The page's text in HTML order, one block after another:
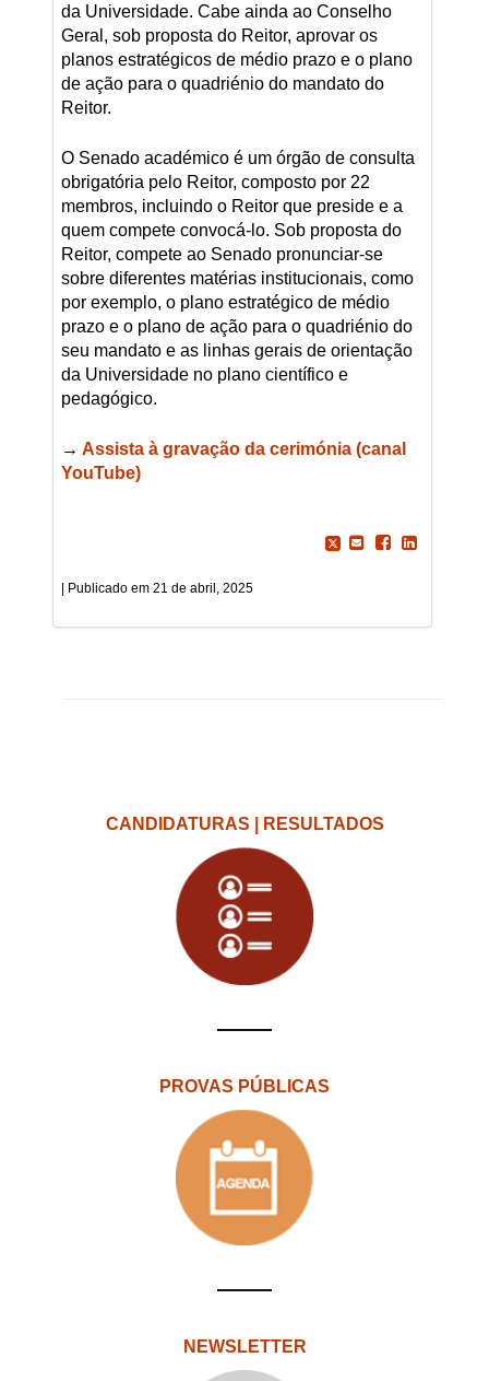
da Universidade. Cabe ainda ao Conselho
Geral, sob proposta do Reitor, aprovar os
planos estratégicos de médio prazo e o plano
de ação para o quadriénio do mandato do
Reitor.
O Senado académico é um órgão de consulta
obrigatória pelo Reitor, composto por 22
membros, incluindo o Reitor que preside e a
quem compete convocá-lo. Sob proposta do
Reitor, compete ao Senado pronunciar-se
sobre diferentes matérias institucionais, como
por exemplo, o plano estratégico de médio
prazo e o plano de ação para o quadriénio do
seu mandato e as linhas gerais de orientação
da Universidade no plano científico e
pedagógico.
→ Assista à gravação da cerimónia (canal
YouTube)
21 de abril, 2025
CANDIDATURAS | RESULTADOS
PROVAS PÚBLICAS
NEWSLETTER